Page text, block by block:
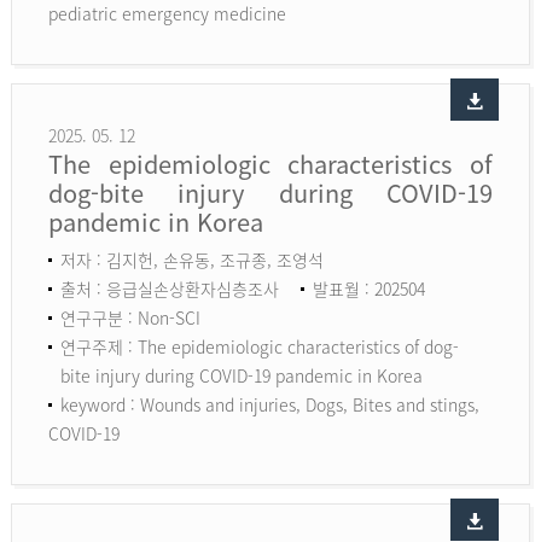
pediatric emergency medicine
2025. 05. 12
The epidemiologic characteristics of
dog-bite injury during COVID-19
pandemic in Korea
저자 : 김지헌, 손유동, 조규종, 조영석
출처 : 응급실손상환자심층조사
발표월 : 202504
연구구분 : Non-SCI
연구주제 : The epidemiologic characteristics of dog-
bite injury during COVID-19 pandemic in Korea
keyword : Wounds and injuries, Dogs, Bites and stings,
COVID-19